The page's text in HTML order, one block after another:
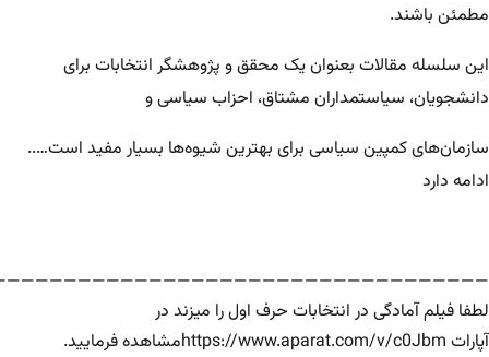
مطمئن باشند.
این سلسله مقالات بعنوان یک محقق و پژوهشگر انتخابات برای
دانشجویان، سیاستمداران مشتاق، احزاب سیاسی و
سازمان‌های کمپین سیاسی برای بهترین شیوه‌ها بسیار مفید است…..
ادامه دارد
لطفا فیلم آمادگی در انتخابات حرف اول را میزند در
آپارات https://www.aparat.com/v/c0Jbmمشاهده فرمایید.